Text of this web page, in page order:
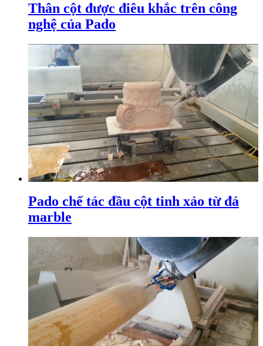
Thân cột được điêu khắc trên công
nghệ của Pado
Pado chế tác đầu cột tinh xảo từ đá
marble